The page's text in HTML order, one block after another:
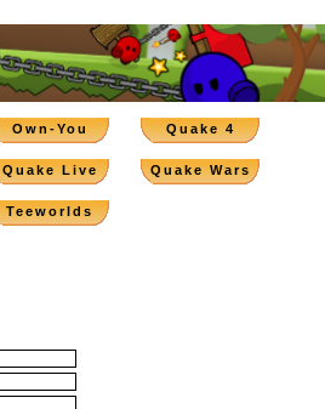
Own-You Quake 4
Quake Live Quake Wars
Teeworlds